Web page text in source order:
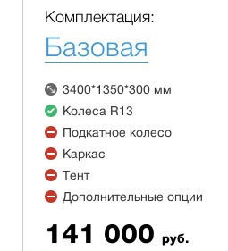
Комплектация:
Базовая
3400*1350*300 мм
Колеса R13
Подкатное колесо
Каркас
Тент
Дополнительные опции
141 000 руб.